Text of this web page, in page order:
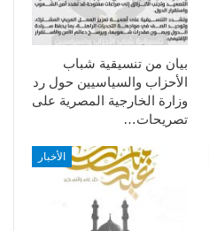
بيان من تنسيقية شباب
الأحزاب والسياسيين حول رد
وزارة الخارجية المصرية على
تصريحات…
الأخبار